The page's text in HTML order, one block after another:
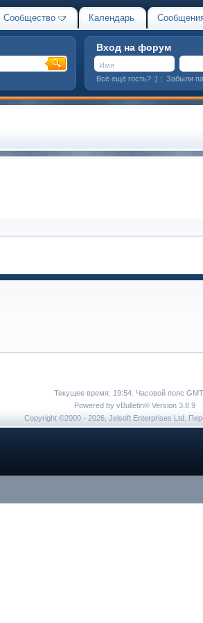
Сообщество Календарь
Вход на форум
Всё ещё гость? :) | Забыли
Текущее время: 19:54. Часовой пояс GMT
Powered by vBulletin® Version 3.8.9
Copyright ©2000 - 2026, Jelsoft Enterprises Ltd.